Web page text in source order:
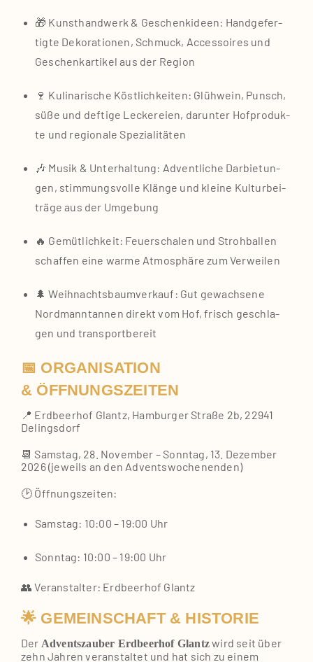
🎁 Kunst­hand­werk & Geschenk­ideen: Hand­ge­fer­
tig­te Deko­ra­tio­nen, Schmuck, Acces­soires und
Geschenk­ar­ti­kel aus der Regi­on
🍷 Kuli­na­ri­sche Köst­lich­kei­ten: Glüh­wein, Punsch,
süße und def­ti­ge Lecke­rei­en, dar­un­ter Hof­pro­duk­
te und regio­na­le Spe­zia­li­tä­ten
🎶 Musik & Unter­hal­tung: Advent­li­che Dar­bie­tun­
gen, stim­mungs­vol­le Klän­ge und klei­ne Kul­tur­bei­
trä­ge aus der Umge­bung
🔥 Gemüt­lich­keit: Feu­er­scha­len und Stroh­bal­len
schaf­fen eine war­me Atmo­sphä­re zum Ver­wei­len
🌲 Weih­nachts­baum­ver­kauf: Gut gewach­se­ne
Nord­mann­tan­nen direkt vom Hof, frisch geschla­
gen und trans­port­be­reit
📅 ORGANISATION
& ÖFFNUNGSZEITEN
📍 Erd­beer­hof Glantz, Ham­bur­ger Stra­ße 2b, 22941
Delings­dorf
📆 Sams­tag, 28. Novem­ber – Sonn­tag, 13. Dezem­ber
2026 (jeweils an den Advents­wo­chen­en­den)
🕑 Öff­nungs­zei­ten:
Sams­tag: 10:00 – 19:00 Uhr
Sonn­tag: 10:00 – 19:00 Uhr
👥 Ver­an­stal­ter: Erd­beer­hof Glantz
🌟 GEMEINSCHAFT & HISTORIE
Der Advents­zau­ber Erd­beer­hof Glantzwird seit über
zehn Jah­ren ver­an­stal­tet und hat sich zu einem